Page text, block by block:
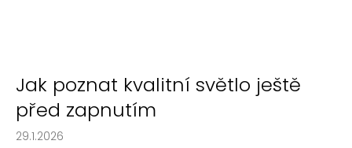
Jak poznat kvalitní světlo ještě
před zapnutím
29.1.2026
o
r
u
č